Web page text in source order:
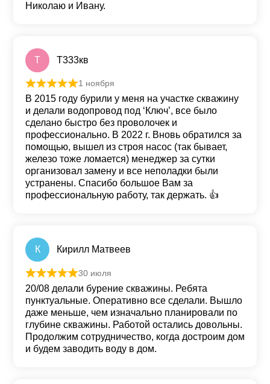
Николаю и Ивану.
T T333кв
Оценка из 5
1 ноября
В 2015 году бурили у меня на участке скважину
и делали водопровод под ‘Ключ’, все было
сделано быстро без проволочек и
профессионально. В 2022 г. Вновь обратился за
помощью, вышел из строя насос (так бывает,
железо тоже ломается) менеджер за сутки
организовал замену и все неполадки были
устранены. Спасибо большое Вам за
профессиональную работу, так держать. 👍
К Кирилл Матвеев
Оценка 5 из 5
30 июля
20/08 делали бурение скважины. Ребята
пунктуальные. Оперативно все сделали. Вышло
даже меньше, чем изначально планировали по
глубине скважины. Работой остались довольны.
Продолжим сотрудничество, когда достроим дом
и будем заводить воду в дом.